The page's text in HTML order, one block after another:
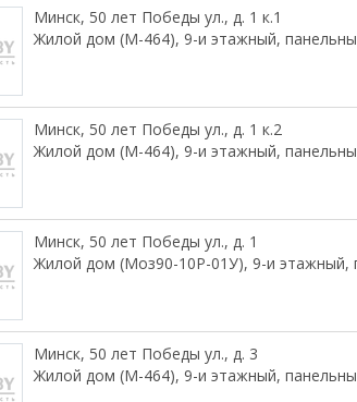
Минск, 50 лет Победы ул., д. 1 к.1
Жилой дом (М-464), 9-и этажный,
Минск, 50 лет Победы ул., д. 1 к.2
Жилой дом (М-464), 9-и этажный,
Минск, 50 лет Победы ул., д. 1
Жилой дом (Моз90-10Р-01У), 9-и этажный,
Минск, 50 лет Победы ул., д. 3
Жилой дом (М-464), 9-и этажный,